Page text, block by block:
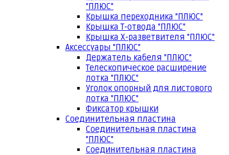
"ПЛЮС"
Крышка переходника "ПЛЮС"
Крышка Т-отвода "ПЛЮС"
Крышка Х-разветвителя "ПЛЮС"
Аксессуары "ПЛЮС"
Держатель кабеля "ПЛЮС"
Телескопическое расширение
лотка "ПЛЮС"
Уголок опорный для листового
лотка "ПЛЮС"
Фиксатор крышки
Соединительная пластина
Соединительная пластина
"ПЛЮС"
Соединительная пластина